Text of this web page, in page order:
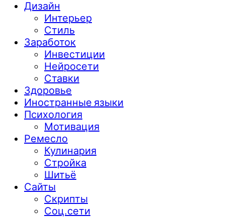
Дизайн
Интерьер
Стиль
Заработок
Инвестиции
Нейросети
Ставки
Здоровье
Иностранные языки
Психология
Мотивация
Ремесло
Кулинария
Стройка
Шитьё
Сайты
Скрипты
Соц.сети